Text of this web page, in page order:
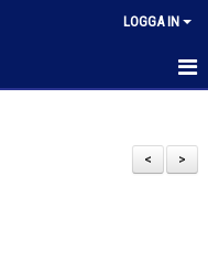
LOGGA IN
>
<